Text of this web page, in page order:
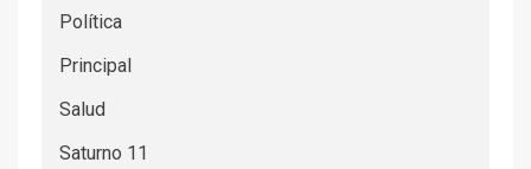
Política
Principal
Salud
Saturno 11